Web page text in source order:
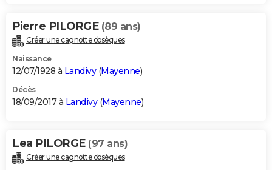
Pierre PILORGE (89 ans)
Créer une cagnotte obsèques
Naissance
12/07/1928 à Landivy(Mayenne)
Décès
18/09/2017 à Landivy(Mayenne)
Lea PILORGE (97 ans)
Créer une cagnotte obsèques